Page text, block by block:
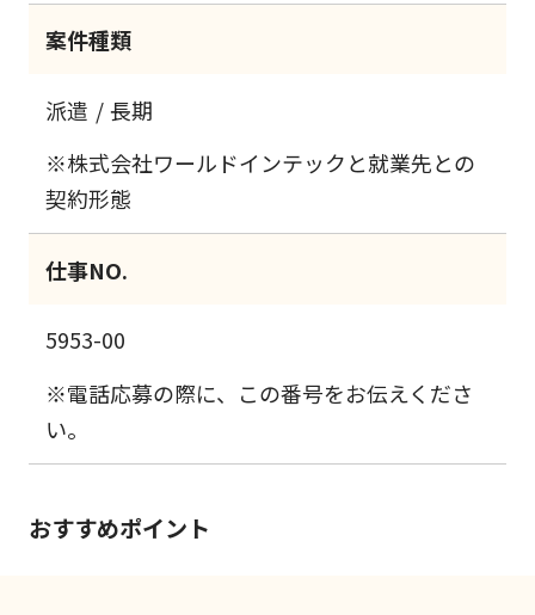
案件種類
派遣
長期
※株式会社ワールドインテックと就業先との
契約形態
仕事NO.
5953-00
※電話応募の際に、この番号をお伝えくださ
い。
おすすめポイント